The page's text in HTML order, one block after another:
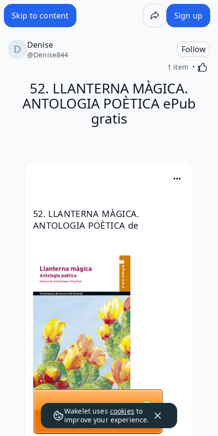
Skip to content Sign up
Denise
@Denise844
Follow
1 item
52. LLANTERNA MÀGICA.
ANTOLOGIA POÈTICA ePub
gratis
52. LLANTERNA MÀGICA.
ANTOLOGIA POÈTICA de
Wakelet uses cookies to
improve your experience.